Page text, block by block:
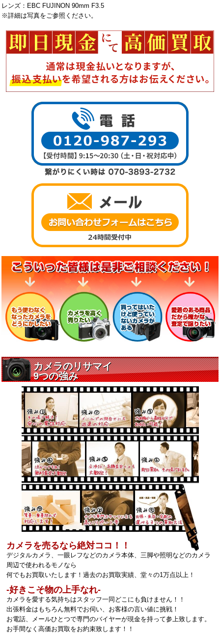
レンズ：EBC FUJINON 90mm F3.5
※詳細は写真をご参照ください。
カメラを売るなら絶対ココ！！
デジタルカメラ、一眼レフなどのカメラ本体、三脚や照明などのカメラ
周辺で使われるモノなら
何でもお買取いたします！過去のお買取実績、堂々の1万点以上！
‐好きこそ物の上手なれ‐
カメラを愛する気持ちはスタッフ一同どこにも負けません！！
出張料金はもちろん無料でお伺い、お客様の言い値に挑戦！
お電話、メールひとつで専門のバイヤーが現金を持って参上致します。
お手間なく高価お買取をお約束致します！！